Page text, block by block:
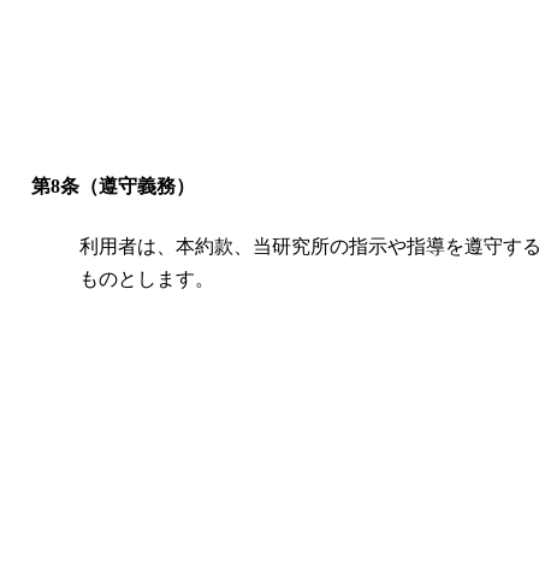
第8条（遵守義務）
利用者は、本約款、当研究所の指示や指導を遵守す
ものとします。